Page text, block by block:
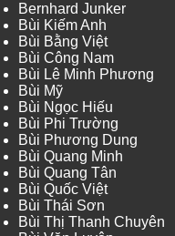
Bernhard Junker
Bùi Kiếm Anh
Bùi Bằng Việt
Bùi Công Nam
Bùi Lê Minh Phương
Bùi Mỹ
Bùi Ngọc Hiếu
Bùi Phi Trường
Bùi Phương Dung
Bùi Quang Minh
Bùi Quang Tân
Bùi Quốc Việt
Bùi Thái Sơn
Bùi Thị Thanh Chuyên